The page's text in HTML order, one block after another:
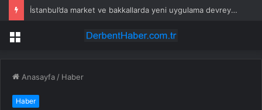
Rocket Companies hissesi bugün neden toparlanıyor?
Menü
Anasayfa / Haber
Haber